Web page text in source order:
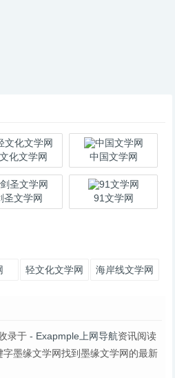
化文学网 中国文学网
圣文学网 91文学网
轻文化文学网 海岸线文学网
录于 - Exapmple上网导航资讯阅读
墨缘文学网找到墨缘文学网的最新